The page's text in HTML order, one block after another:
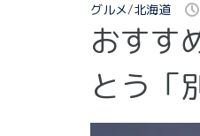
グルメ/北海道
おすす
とう「